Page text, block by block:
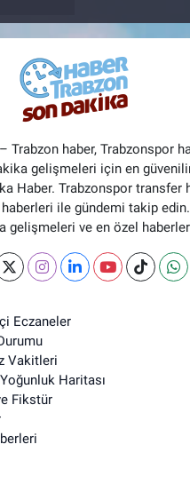
Trabzon haber, Trabzonspor
gelişmeleri için en
Haber. Trabzonspor transfer
ile gündemi takip
gelişmeleri ve en özel
Eczaneler
Vakitleri
Haritası
Fikstür